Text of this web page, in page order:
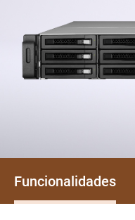
Funcionalidades